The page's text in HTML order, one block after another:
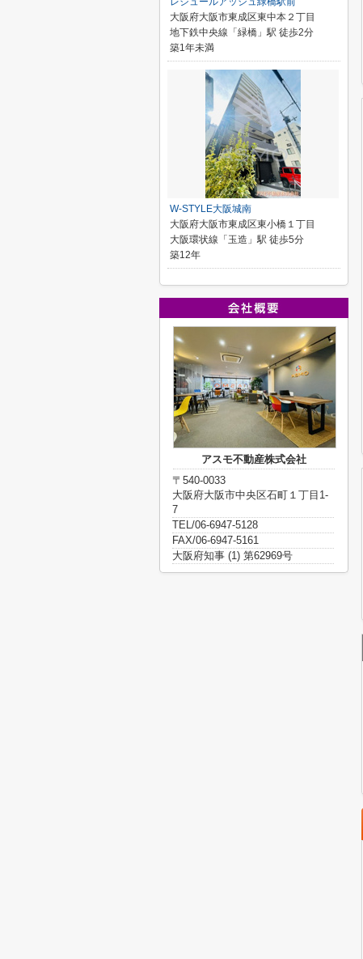
大阪府大阪市東成区東中本２丁目
地下鉄中央線「緑橋」駅 徒歩2分
築1年未満
W-STYLE大阪城南
大阪府大阪市東成区東小橋１丁目
大阪環状線「玉造」駅 徒歩5分
築12年
アスモ不動産株式会社
〒540-0033
大阪府大阪市中央区石町１丁目1-
7
TEL/06-6947-5128
FAX/06-6947-5161
大阪府知事 (1) 第62969号